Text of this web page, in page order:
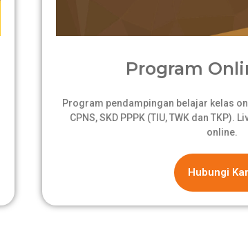
Program
Program pendampingan belajar kelas
CPNS, SKD PPPK (TIU, TWK dan
online.
Hubungi